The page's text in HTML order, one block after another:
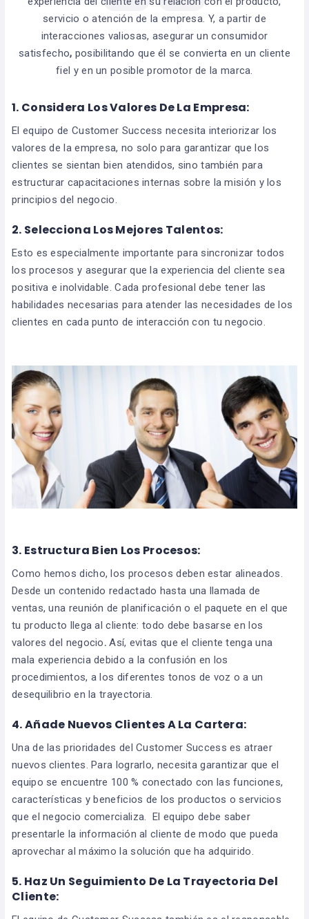
servicio o atención de la empresa. Y, a partir de
interacciones valiosas, asegurar un consumidor
satisfecho, posibilitando que él se convierta en un cliente
fiel y en un posible promotor de la marca.
1. Considera Los Valores De La Empresa:
El equipo de Customer Success necesita interiorizar los
valores de la empresa, no solo para garantizar que los
clientes se sientan bien atendidos, sino también para
estructurar capacitaciones internas sobre la misión y los
principios del negocio.
2. Selecciona Los Mejores Talentos:
Esto es especialmente importante para sincronizar todos
los procesos y asegurar que la experiencia del cliente sea
positiva e inolvidable. Cada profesional debe tener las
habilidades necesarias para atender las necesidades de los
clientes en cada punto de interacción con tu negocio.
3. Estructura Bien Los Procesos:
Como hemos dicho, los procesos deben estar alineados.
Desde un contenido redactado hasta una llamada de
ventas, una reunión de planificación o el paquete en el que
tu producto llega al cliente: todo debe basarse en los
valores del negocio.Así, evitas que el cliente tenga una
mala experiencia debido a la confusión en los
procedimientos, a los diferentes tonos de voz o a un
desequilibrio en la trayectoria.
4. Añade Nuevos Clientes A La Cartera:
Una de las prioridades del Customer Success es atraer
nuevos clientes. Para lograrlo, necesita garantizar que el
equipo se encuentre 100 % conectado con las funciones,
características y beneficios de los productos o servicios
que el negocio comercializa. El equipo debe saber
presentarle la información al cliente de modo que pueda
aprovechar al máximo la solución que ha adquirido.
5. Haz Un Seguimiento De La Trayectoria Del
Cliente: